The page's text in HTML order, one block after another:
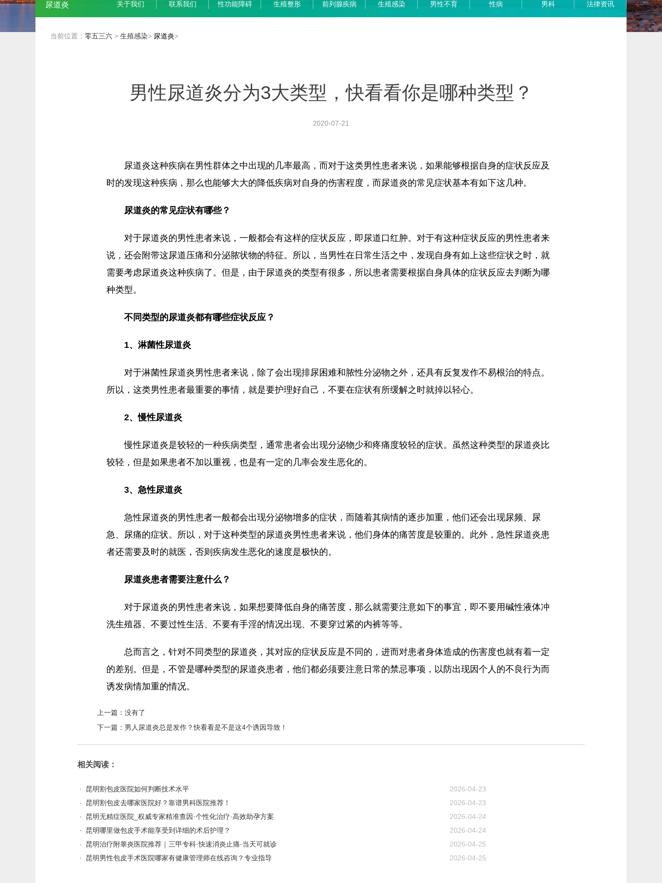
尿道炎 关于我们 联系我们 性功能障碍 生殖整形 前列腺疾病 生殖感染 男性不育 性病 男科 法律资讯
当前位置： 零五三六 > 生殖感染> 尿道炎>
男性尿道炎分为3大类型，快看看你是哪种类型？
2020-07-21
尿道炎这种疾病在男性群体之中出现的几率最高，而对于这类男性患者来说，如果能够根据自身的症状反应及
时的发现这种疾病，那么也能够大大的降低疾病对自身的伤害程度，而尿道炎的常见症状基本有如下这几种。
尿道炎的常见症状有哪些？
对于尿道炎的男性患者来说，一般都会有这样的症状反应，即尿道口红肿。对于有这种症状反应的男性患者来
说，还会附带这尿道压痛和分泌脓状物的特征。所以，当男性在日常生活之中，发现自身有如上这些症状之时，就
需要考虑尿道炎这种疾病了。但是，由于尿道炎的类型有很多，所以患者需要根据自身具体的症状反应去判断为哪
种类型。
不同类型的尿道炎都有哪些症状反应？
1、淋菌性尿道炎
对于淋菌性尿道炎男性患者来说，除了会出现排尿困难和脓性分泌物之外，还具有反复发作不易根治的特点。
所以，这类男性患者最重要的事情，就是要护理好自己，不要在症状有所缓解之时就掉以轻心。
2、慢性尿道炎
慢性尿道炎是较轻的一种疾病类型，通常患者会出现分泌物少和疼痛度较轻的症状。虽然这种类型的尿道炎比
较轻，但是如果患者不加以重视，也是有一定的几率会发生恶化的。
3、急性尿道炎
急性尿道炎的男性患者一般都会出现分泌物增多的症状，而随着其病情的逐步加重，他们还会出现尿频、尿
急、尿痛的症状。所以，对于这种类型的尿道炎男性患者来说，他们身体的痛苦度是较重的。此外，急性尿道炎患
者还需要及时的就医，否则疾病发生恶化的速度是极快的。
尿道炎患者需要注意什么？
对于尿道炎的男性患者来说，如果想要降低自身的痛苦度，那么就需要注意如下的事宜，即不要用碱性液体冲
洗生殖器、不要过性生活、不要有手淫的情况出现、不要穿过紧的内裤等等。
总而言之，针对不同类型的尿道炎，其对应的症状反应是不同的，进而对患者身体造成的伤害度也就有着一定
的差别。但是，不管是哪种类型的尿道炎患者，他们都必须要注意日常的禁忌事项，以防出现因个人的不良行为而
诱发病情加重的情况。
上一篇：没有了
下一篇： 男人尿道炎总是发作？快看看是不是这4个诱因导致！
相关阅读：
· 昆明割包皮医院如何判断技术水平
2026-04-23
·
昆明割包皮去哪家医院好？靠谱男科医院推荐！
2026-04-23
·
昆明无精症医院_权威专家精准查因·个性化治疗·高效助孕方案
2026-04-24
·
昆明哪里做包皮手术能享受到详细的术后护理？
2026-04-24
·
昆明治疗附睾炎医院推荐｜三甲专科·快速消炎止痛·当天可就诊
2026-04-25
·
昆明男性包皮手术医院哪家有健康管理师在线咨询？专业指导 2026-04-25